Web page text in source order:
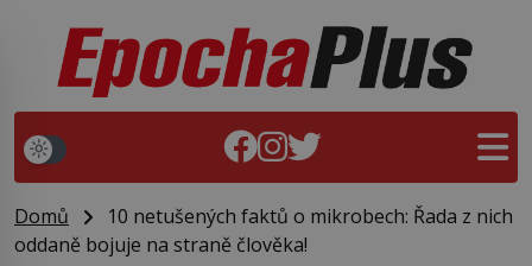
Domů
10 netušených faktů o mikrobech: Řada z nich
oddaně bojuje na straně člověka!